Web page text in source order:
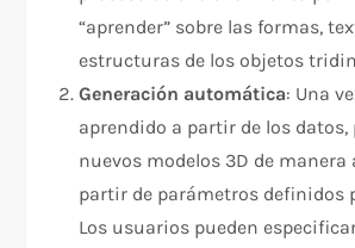
“aprender” sobre las formas,
estructuras de los objetos
Generación automática: Una
aprendido a partir de los datos,
nuevos modelos 3D de
partir de parámetros definidos
Los usuarios pueden